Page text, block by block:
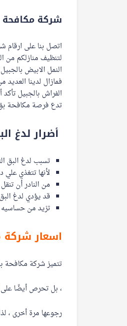
شركة مكافحة
اتصل بنا على ارقام
لتنظيف منازلكم من
النمل الابيض
فمازال لدينا
الفراش بالجبيل
تدع فرصة مكافحة بق
أضرار لدغ
تسبب لدغ البق
لأنها تتغذي
من النادر أن
قد يؤدي لدغ
تزيد من حساسيه
اسعار شركة
تتميز شركة مكافحة
، بل تحرص أيضًا على
رجوعها مرة أخرى ،